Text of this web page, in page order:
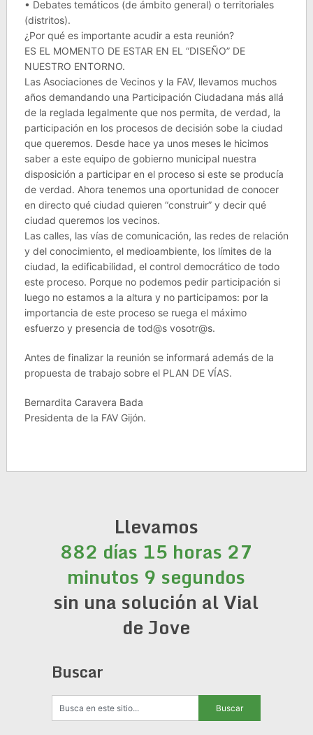
• Debates temáticos (de ámbito general) o territoriales
(distritos).
¿Por qué es importante acudir a esta reunión?
ES EL MOMENTO DE ESTAR EN EL “DISEÑO” DE
NUESTRO ENTORNO.
Las Asociaciones de Vecinos y la FAV, llevamos muchos
años demandando una Participación Ciudadana más allá
de la reglada legalmente que nos permita, de verdad, la
participación en los procesos de decisión sobe la ciudad
que queremos. Desde hace ya unos meses le hicimos
saber a este equipo de gobierno municipal nuestra
disposición a participar en el proceso si este se producía
de verdad. Ahora tenemos una oportunidad de conocer
en directo qué ciudad quieren “construir” y decir qué
ciudad queremos los vecinos.
Las calles, las vías de comunicación, las redes de relación
y del conocimiento, el medioambiente, los límites de la
ciudad, la edificabilidad, el control democrático de todo
este proceso. Porque no podemos pedir participación si
luego no estamos a la altura y no participamos: por la
importancia de este proceso se ruega el máximo
esfuerzo y presencia de tod@s vosotr@s.
Antes de finalizar la reunión se informará además de la
propuesta de trabajo sobre el PLAN DE VÍAS.
Bernardita Caravera Bada
Presidenta de la FAV Gijón.
Llevamos
882 días 15 horas 27
minutos 9 segundos
sin una solución al Vial
de Jove
Buscar